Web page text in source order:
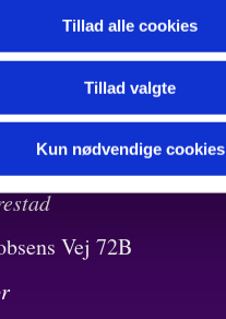
Tillad alle cookies
Tillad valgte
Kun nødvendige cookies
Vej 72B